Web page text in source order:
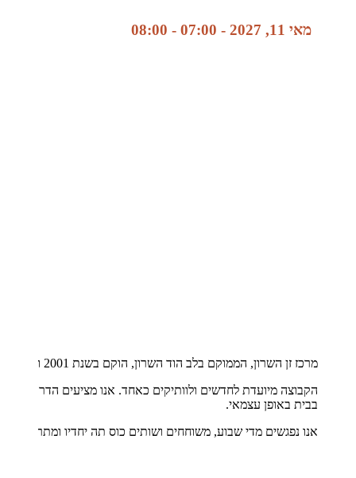
מאי 11, 2027 - 07:00 -
08:00
מרכז זן השרון, הממוקם בלב הוד השרון, הוקם בשנת 2001 ומכוון להעמקת תרגול הזן והמדיטציה בחיי היום יום.
הקבוצה מיועדת לחדשים ולוותיקים כאחד. אנו מציעים הדרכה
בבית באופן עצמאי.
אנו נפגשים מדי שבוע, משוחחים ושותים כוס תה יחדיו ומתרגלים